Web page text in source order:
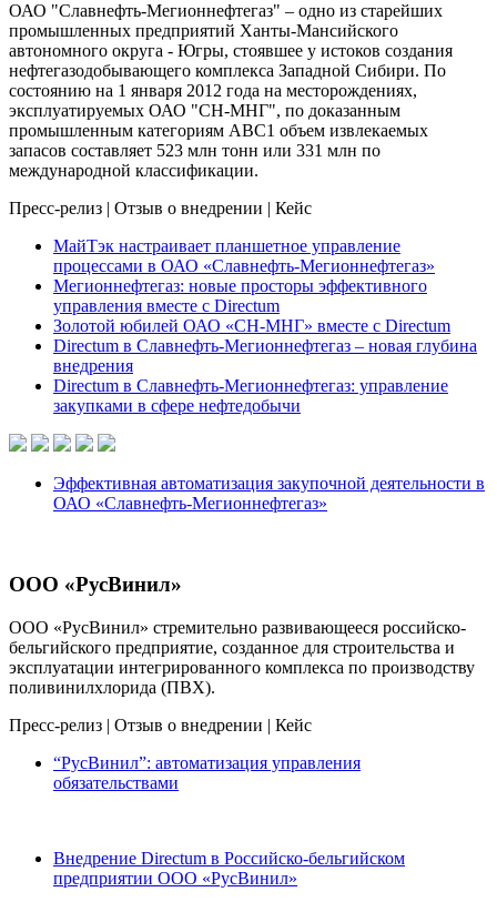
ОАО "Славнефть-Мегионнефтегаз" – одно из старейших
промышленных предприятий Ханты-Мансийского
автономного округа - Югры, стоявшее у истоков создания
нефтегазодобывающего комплекса Западной Сибири. По
состоянию на 1 января 2012 года на месторождениях,
эксплуатируемых ОАО "СН-МНГ", по доказанным
промышленным категориям АВС1 объем извлекаемых
запасов составляет 523 млн тонн или 331 млн по
международной классификации.
Пресс-релиз | Отзыв о внедрении | Кейс
МайТэк настраивает планшетное управление
процессами в ОАО «Славнефть-Мегионнефтегаз»
Мегионнефтегаз: новые просторы эффективного
управления вместе с Directum
Золотой юбилей ОАО «СН-МНГ» вместе с Directum
Directum в Славнефть-Мегионнефтегаз – новая глубина
внедрения
Directum в Славнефть-Мегионнефтегаз: управление
закупками в сфере нефтедобычи
Эффективная автоматизация закупочной деятельности в
ОАО «Славнефть-Мегионнефтегаз»
ООО «РусВинил»
ООО «РусВинил» стремительно развивающееся российско-
бельгийского предприятие, созданное для строительства и
эксплуатации интегрированного комплекса по производству
поливинилхлорида (ПВХ).
Пресс-релиз | Отзыв о внедрении | Кейс
“РусВинил”: автоматизация управления
обязательствами
Внедрение Directum в Российско-бельгийском
предприятии ООО «РусВинил»